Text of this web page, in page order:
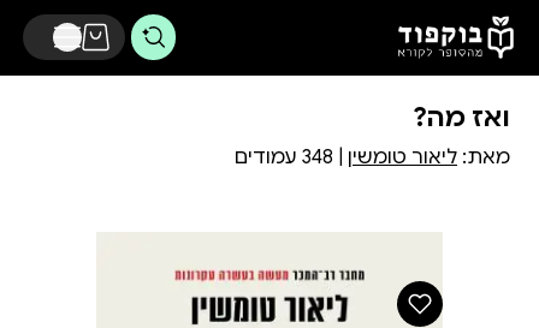
דלג לתוכן הראשי
ואז מה?
מאת: ליאור טומשין